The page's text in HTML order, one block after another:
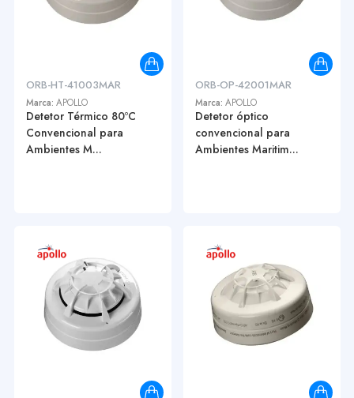
ORB-HT-41003MAR
Marca: APOLLO
Detetor Térmico 80ºC
Convencional para
Ambientes M...
ORB-OP-42001MAR
Marca: APOLLO
Detetor óptico
convencional para
Ambientes Maritim...